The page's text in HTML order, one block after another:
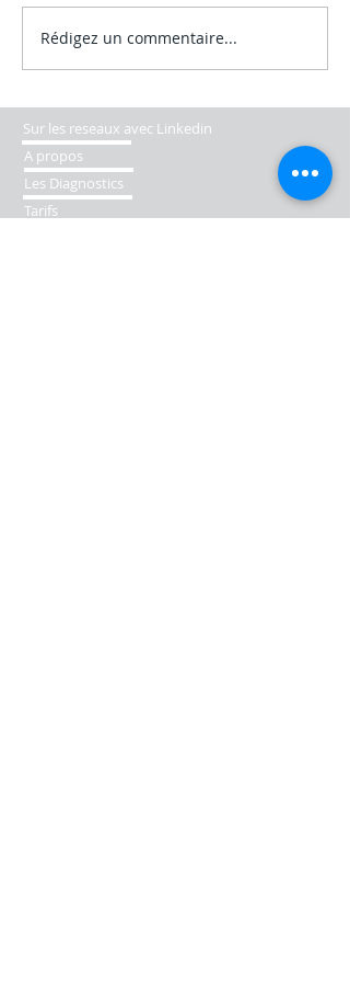
Audit énergétique
obligatoire pour les
du 1er Janvier 2025
Rédigez un commentaire...
Sur les reseaux avec Linkedin
A propos
Les Diagnostics
Tarifs